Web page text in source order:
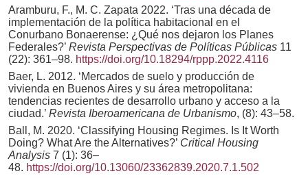
Aramburu, F., M. C. Zapata 2022. ‘Tras una década de
implementación de la política habitacional en el
Conurbano Bonaerense: ¿Qué nos dejaron los Planes
Federales?’ Revista Perspectivas de Políticas Públicas 11
(22): 361–98. https://doi.org/10.18294/rppp.2022.4116
Baer, L. 2012. ‘Mercados de suelo y producción de
vivienda en Buenos Aires y su área metropolitana:
tendencias recientes de desarrollo urbano y acceso a la
ciudad.’ Revista Iberoamericana de Urbanismo, (8): 43–58.
Ball, M. 2020. ‘Classifying Housing Regimes. Is It Worth
Doing? What Are the Alternatives?’ Critical Housing
Analysis 7 (1): 36–
48. https://doi.org/10.13060/23362839.2020.7.1.502